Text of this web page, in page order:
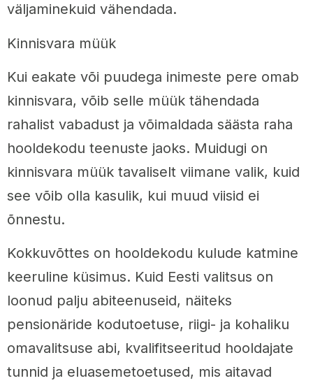
väljaminekuid vähendada.
Kinnisvara müük
Kui eakate või puudega inimeste pere omab
kinnisvara, võib selle müük tähendada
rahalist vabadust ja võimaldada säästa raha
hooldekodu teenuste jaoks. Muidugi on
kinnisvara müük tavaliselt viimane valik, kuid
see võib olla kasulik, kui muud viisid ei
õnnestu.
Kokkuvõttes on hooldekodu kulude katmine
keeruline küsimus. Kuid Eesti valitsus on
loonud palju abiteenuseid, näiteks
pensionäride kodutoetuse, riigi- ja kohaliku
omavalitsuse abi, kvalifitseeritud hooldajate
tunnid ja eluasemetoetused, mis aitavad